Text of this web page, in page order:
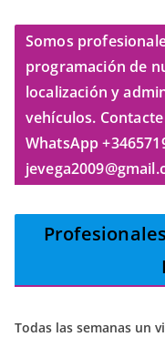
Somos
programación de
localización y
vehículos.
WhatsApp
Todas las semanas un